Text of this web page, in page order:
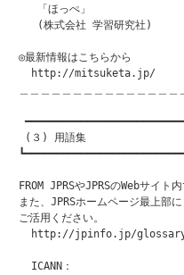
   「ほっぺ」
   (株式会社 学習研究社)
◎最新情報はこちらから
  http://mitsuketa.jp/
(３) 用語集
FROM JPRSやJPRSのWebサイ
また、JPRSホームページ最上部
ご活用ください。
http://jpinfo.jp/
  ICANN：